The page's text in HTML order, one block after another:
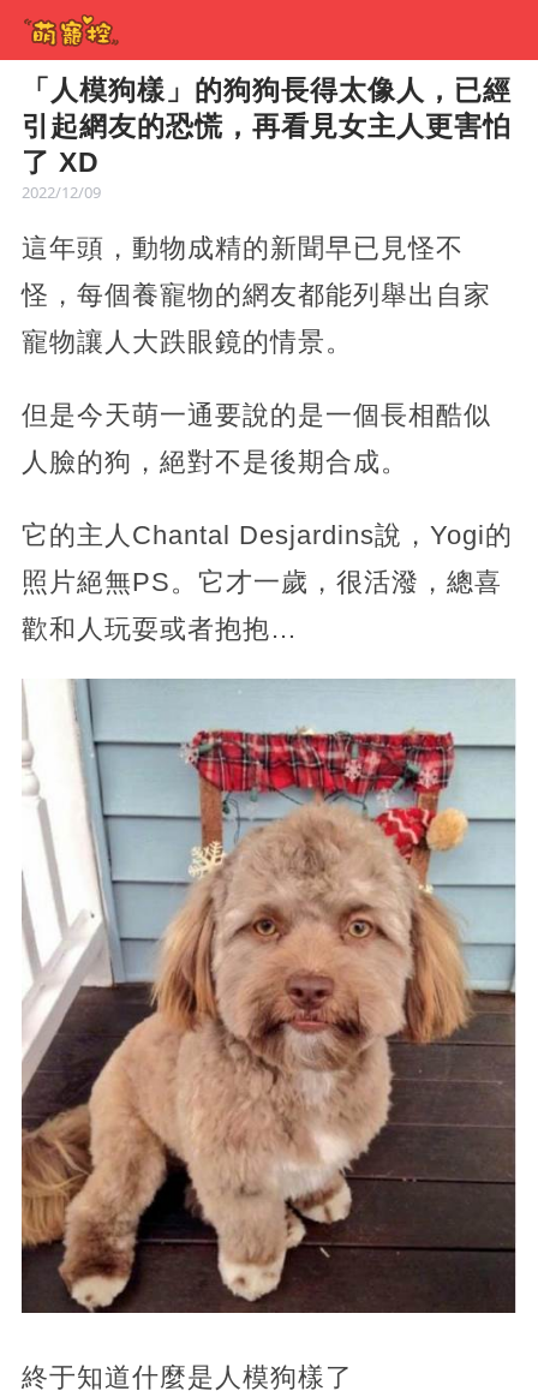
「人模狗樣」的狗狗長得太像人，已經
引起網友的恐慌，再看見女主人更害怕
了 XD
2022/12/09
這年頭，動物成精的新聞早已見怪不
怪，每個養寵物的網友都能列舉出自家
寵物讓人大跌眼鏡的情景。
但是今天萌一通要說的是一個長相酷似
人臉的狗，絕對不是後期合成。
它的主人Chantal Desjardins說，Yogi的
照片絕無PS。它才一歲，很活潑，總喜
歡和人玩耍或者抱抱…
終于知道什麼是人模狗樣了